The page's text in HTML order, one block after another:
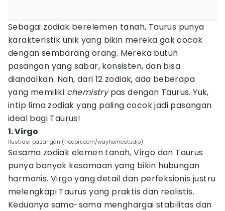
Sebagai zodiak berelemen tanah, Taurus punya
karakteristik unik yang bikin mereka gak cocok
dengan sembarang orang. Mereka butuh
pasangan yang sabar, konsisten, dan bisa
diandalkan. Nah, dari 12 zodiak, ada beberapa
yang memiliki chemistrypas dengan Taurus. Yuk,
intip lima zodiak yang paling cocok jadi pasangan
ideal bagi Taurus!
1. Virgo
Ilustrasi pasangan (freepik.com/wayhomestudio)
Sesama zodiak elemen tanah, Virgo dan Taurus
punya banyak kesamaan yang bikin hubungan
harmonis. Virgo yang detail dan perfeksionis justru
melengkapi Taurus yang praktis dan realistis.
Keduanya sama-sama menghargai stabilitas dan